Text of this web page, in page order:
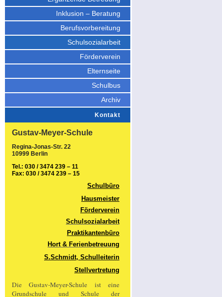
Inklusion – Beratung
Berufsvorbereitung
Schulsozialarbeit
Förderverein
Elternseite
Schulbus
Archiv
Kontakt
Gustav-Meyer-Schule
Regina-Jonas-Str. 22
10999 Berlin
Tel.: 030 / 3474 239 – 11
Fax: 030 / 3474 239 – 15
Schulbüro
Hausmeister
Förderverein
Schulsozialarbeit
Praktikantenbüro
Hort & Ferienbetreuung
S.Schmidt, Schulleiterin
Stellvertretung
Die Gustav-Meyer-Schule ist eine
Grundschule und Schule der